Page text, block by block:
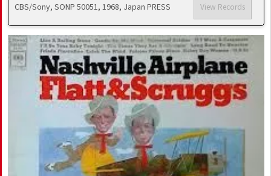
CBS/Sony, SONP 50051, 1968, Japan PRESS View Records